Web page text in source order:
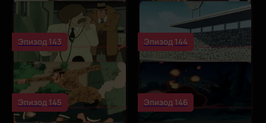
Эпизод 143 Эпизод 144
Эпизод 145 Эпизод 146